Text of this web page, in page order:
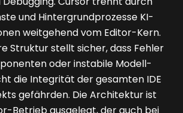
und Hintergrundprozesse KI-
weitgehend vom Editor-Kern.
Struktur stellt sicher, dass Fehler
oder instabile Modell-
die Integrität der gesamten IDE
gefährden. Die Architektur ist